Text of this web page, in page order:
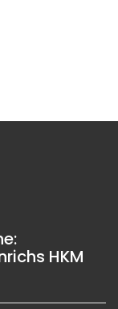
HKM